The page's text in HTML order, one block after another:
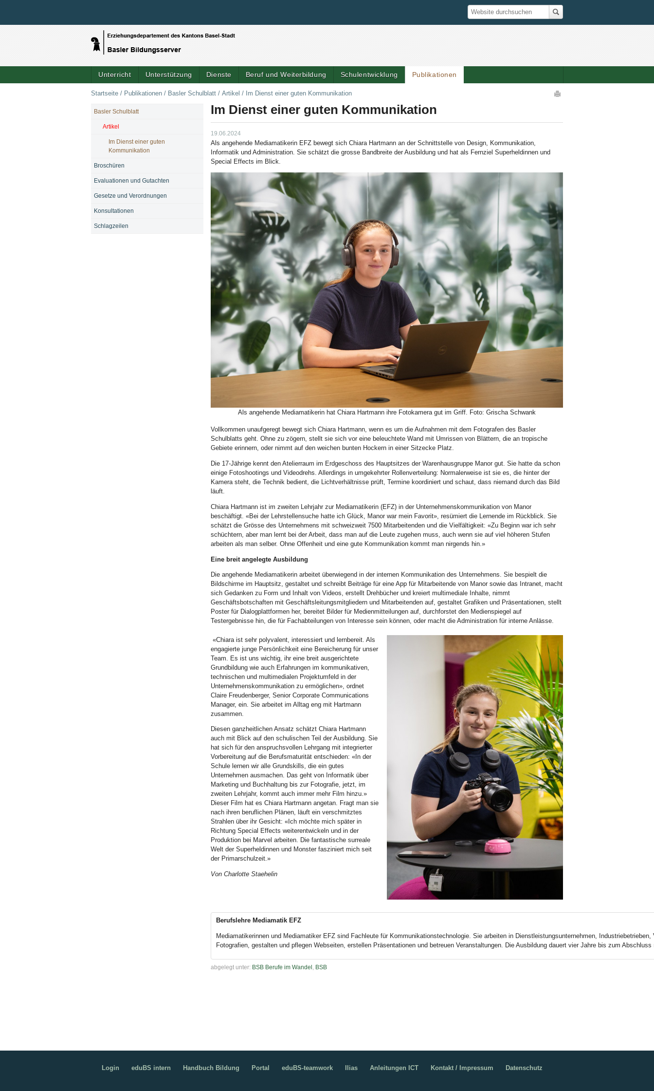
Suche
Website durchsuchen
Unterricht Unterstützung Dienste Beruf und Weiterbildung Schulentwicklung Publikationen
Startseite / Publikationen / Basler Schulblatt / Artikel / Im Dienst einer guten Kommunikation
Im Dienst einer guten Kommunikation
19.06.2024
Als angehende Mediamatikerin EFZ bewegt sich Chiara Hartmann an der Schnittstelle von Design, Kommunikation,
Informatik und Administration. Sie schätzt die grosse Bandbreite der Ausbildung und hat als Fernziel Superheldinnen und
Special Effects im Blick.
Bild Legende:Als angehende Mediamatikerin hat Chiara Hartmann ihre Fotokamera gut im Griff. Foto: Grischa Schwank
Vollkommen unaufgeregt bewegt sich Chiara Hartmann, wenn es um die Aufnahmen mit dem Fotografen des Basler
Schulblatts geht. Ohne zu zögern, stellt sie sich vor eine beleuchtete Wand mit Umrissen von Blättern, die an tropische
Gebiete erinnern, oder nimmt auf den weichen bunten Hockern in einer Sitzecke Platz.
Die 17-Jährige kennt den Atelierraum im Erdgeschoss des Hauptsitzes der Warenhausgruppe Manor gut. Sie hatte da schon
einige Fotoshootings und Videodrehs. Allerdings in umgekehrter Rollenverteilung: Normalerweise ist sie es, die hinter der
Kamera steht, die Technik bedient, die Lichtverhältnisse prüft, Termine koordiniert und schaut, dass niemand durch das Bild
läuft.
Chiara Hartmann ist im zweiten Lehrjahr zur Mediamatikerin (EFZ) in der Unternehmenskommunikation von Manor
beschäftigt. «Bei der Lehrstellensuche hatte ich Glück, Manor war mein Favorit», resümiert die Lernende im Rückblick. Sie
schätzt die Grösse des Unternehmens mit schweizweit 7500 Mitarbeitenden und die Vielfältigkeit: «Zu Beginn war ich sehr
schüchtern, aber man lernt bei der Arbeit, dass man auf die Leute zugehen muss, auch wenn sie auf viel höheren Stufen
arbeiten als man selber. Ohne Offenheit und eine gute Kommunikation kommt man nirgends hin.»
Eine breit angelegte Ausbildung
Die angehende Mediamatikerin arbeitet überwiegend in der internen Kommunikation des Unternehmens. Sie bespielt die
Bildschirme im Hauptsitz, gestaltet und schreibt Beiträge für eine App für Mitarbeitende von Manor sowie das Intranet, macht
sich Gedanken zu Form und Inhalt von Videos, erstellt Drehbücher und kreiert multimediale Inhalte, nimmt
Geschäftsbotschaften mit Geschäftsleitungsmitgliedern und Mitarbeitenden auf, gestaltet Grafiken und Präsentationen, stellt
Poster für Dialogplattformen her, bereitet Bilder für Medienmitteilungen auf, durchforstet den Medienspiegel auf
Testergebnisse hin, die für Fachabteilungen von Interesse sein können, oder macht die Administration für interne Anlässe.
«Chiara ist sehr polyvalent, interessiert und lernbereit. Als
engagierte junge Persönlichkeit eine Bereicherung für unser
Team. Es ist uns wichtig, ihr eine breit ausgerichtete
Grundbildung wie auch Erfahrungen im kommunikativen,
technischen und multimedialen Projektumfeld in der
Unternehmenskommunikation zu ermöglichen», ordnet
Claire Freudenberger, Senior Corporate Communications
Manager, ein. Sie arbeitet im Alltag eng mit Hartmann
zusammen.
Diesen ganzheitlichen Ansatz schätzt Chiara Hartmann
auch mit Blick auf den schulischen Teil der Ausbildung. Sie
hat sich für den anspruchsvollen Lehrgang mit integrierter
Vorbereitung auf die Berufsmaturität entschieden: «In der
Schule lernen wir alle Grundskills, die ein gutes
Unternehmen ausmachen. Das geht von Informatik über
Marketing und Buchhaltung bis zur Fotografie, jetzt, im
zweiten Lehrjahr, kommt auch immer mehr Film hinzu.»
Dieser Film hat es Chiara Hartmann angetan. Fragt man sie
nach ihren beruflichen Plänen, läuft ein verschmitztes
Strahlen über ihr Gesicht: «Ich möchte mich später in
Richtung Special Effects weiterentwickeln und in der
Produktion bei Marvel arbeiten. Die fantastische surreale
Welt der Superheldinnen und Monster fasziniert mich seit
der Primarschulzeit.»
Von Charlotte Staehelin
Berufslehre Mediamatik EFZ
Mediamatikerinnen und Mediamatiker EFZ sind Fachleute für Kommunikationstechnologie. Sie arbeiten in Dienstleistungsunternehmen,
Fotografien, gestalten und pflegen Webseiten, erstellen Präsentationen und betreuen Veranstaltungen. Die Ausbildung dauert vier Jahre bis zum
abgelegt unter: BSB Berufe im Wandel BSB
NAVIGATION
Basler Schulblatt
Artikel
Im Dienst einer guten
Kommunikation
Broschüren
Evaluationen und Gutachten
Gesetze und Verordnungen
Konsultationen
Schlagzeilen
Login eduBS intern Handbuch Bildung Portal eduBS-teamwork Ilias Anleitungen ICT Kontakt / Impressum Datenschutz